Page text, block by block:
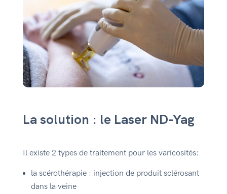
La solution : le Laser ND-Yag
Il existe 2 types de traitement pour les varicosités:
la scérothérapie : injection de produit sclérosant
dans la veine